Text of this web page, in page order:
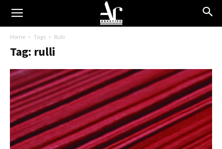
Home Tags Rulli
Tag: rulli